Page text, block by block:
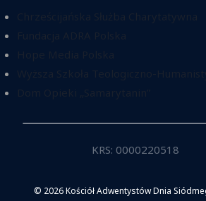
KRS: 0000220518
© 2026 Kościół Adwentystów Dnia